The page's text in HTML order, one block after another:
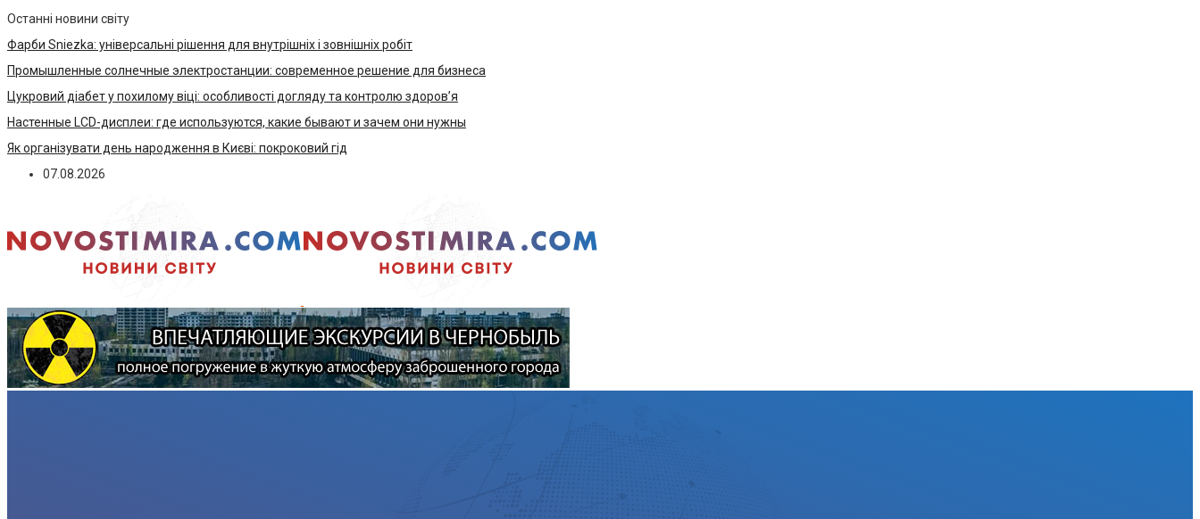
Останні новини світу
Фарби Sniezka: універсальні рішення для внутрішніх і зовнішніх робіт
Промышленные солнечные электростанции: современное решение для бизнеса
Цукровий діабет у похилому віці: особливості догляду та контролю здоров’я
Настенные LCD-дисплеи: где используются, какие бывают и зачем они нужны
Як організувати день народження в Києві: покроковий гід
07.08.2026